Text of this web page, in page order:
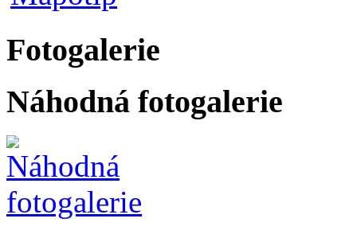
Fotogalerie
Náhodná fotogalerie